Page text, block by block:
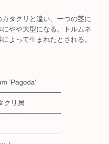
タクリと違い、一つの茎に
やや大型になる。トルムネ
よって生まれたとされる。
'Pagoda'
クリ属